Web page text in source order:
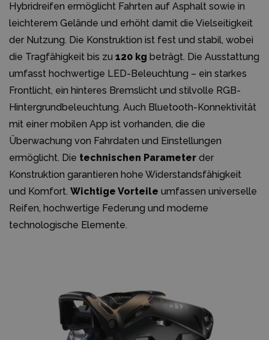
Hybridreifen ermöglicht Fahrten auf Asphalt sowie in
leichterem Gelände und erhöht damit die Vielseitigkeit
der Nutzung. Die Konstruktion ist fest und stabil, wobei
die Tragfähigkeit bis zu 120 kg beträgt. Die Ausstattung
umfasst hochwertige LED-Beleuchtung – ein starkes
Frontlicht, ein hinteres Bremslicht und stilvolle RGB-
Hintergrundbeleuchtung. Auch Bluetooth-Konnektivität
mit einer mobilen App ist vorhanden, die die
Überwachung von Fahrdaten und Einstellungen
ermöglicht. Die technischen Parameter der
Konstruktion garantieren hohe Widerstandsfähigkeit
und Komfort. Wichtige Vorteile umfassen universelle
Reifen, hochwertige Federung und moderne
technologische Elemente.